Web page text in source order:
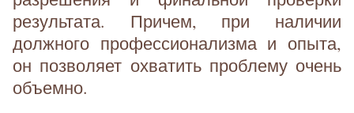
результата. Причем, при наличии
должного профессионализма и опыта,
он позволяет охватить проблему очень
объемно.